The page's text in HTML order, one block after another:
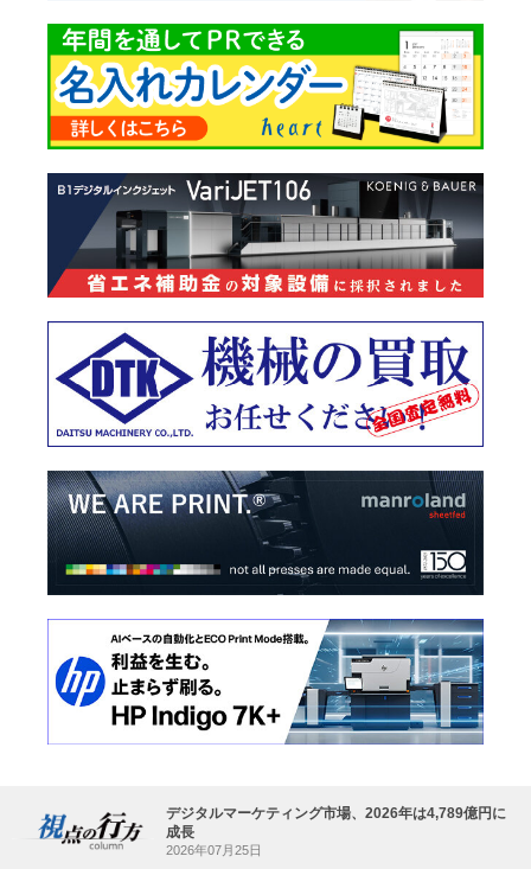
デジタルマーケティング市場、2026年は4,789億円に
成長
2026年07月25日